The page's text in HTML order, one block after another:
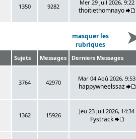
1350 9282
Mer 29 Juil 2026, 9:22
thoitiethomnayo
masquer les
rubriques
Sujets Messages Derniers Messages
3764 42970
Mar 04 Aoû 2026, 9:53
happywheelssaz
1362 15926
Jeu 23 Juil 2026, 14:34
Fystrack